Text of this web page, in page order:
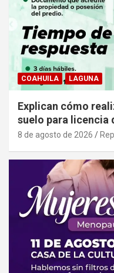
COAHUILA LAGUNA
Explican cómo
suelo para licencia
8 de agosto de 2026